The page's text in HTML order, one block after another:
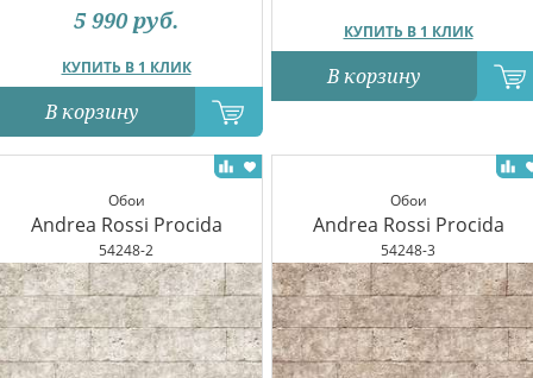
КУПИТЬ В 1 КЛИК
5 990 руб.
В корзину
КУПИТЬ В 1 КЛИК
В корзину
Обои
Andrea Rossi Procida
54248-2
Обои
Andrea Rossi Procida
54248-3